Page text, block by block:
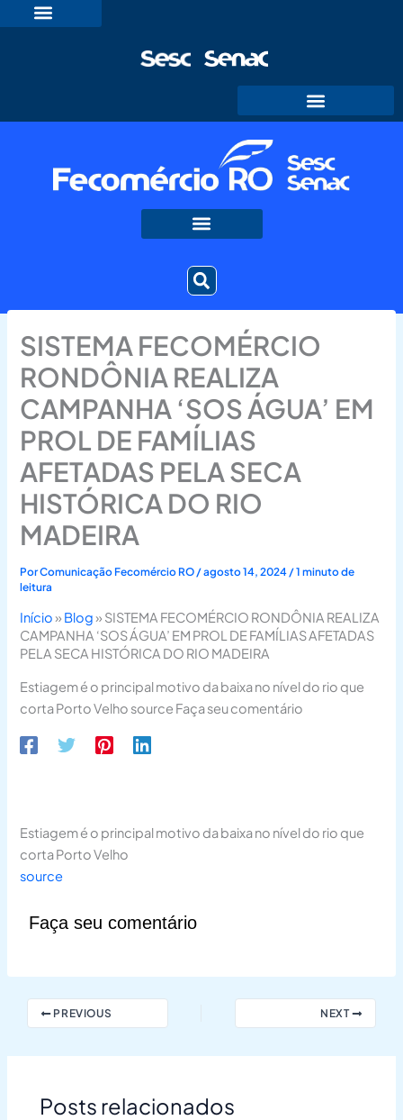
para
SISTEMA FECOMÉRCIO
RONDÔNIA REALIZA
CAMPANHA ‘SOS ÁGUA’ EM
PROL DE FAMÍLIAS
AFETADAS PELA SECA
HISTÓRICA DO RIO
MADEIRA
PorComunicação Fecomércio RO /agosto 14, 2024 /1 minuto de
leitura
Início» Blog» SISTEMA FECOMÉRCIO RONDÔNIA REALIZA
CAMPANHA ‘SOS ÁGUA’ EM PROL DE FAMÍLIAS AFETADAS
PELA SECA HISTÓRICA DO RIO MADEIRA
Estiagem é o principal motivo da baixa no nível do rio que
corta Porto Velho source Faça seu comentário
Estiagem é o principal motivo da baixa no nível do rio que
corta Porto Velho
source
Faça seu comentário
PREVIOUS NEXT
Posts relacionados